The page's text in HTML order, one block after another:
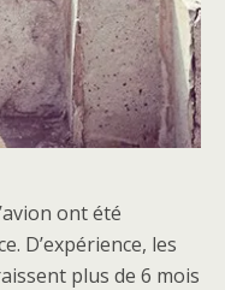
ont été
D’expérience, les
plus de 6 mois